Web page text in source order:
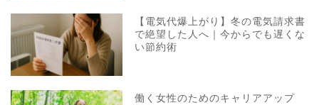
【電気代爆上がり】冬の電気請求書
で絶望した人へ｜今からでも遅くな
い節約術
働く女性のためのキャリアアップ